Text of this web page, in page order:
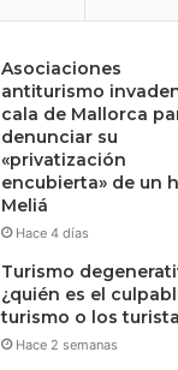
Asociaciones
antiturismo
cala de Mallorca
denunciar su
«privatización
encubierta» de un
Meliá
Hace 4 días
Turismo
¿quién es el
turismo o los
Hace 2 semanas